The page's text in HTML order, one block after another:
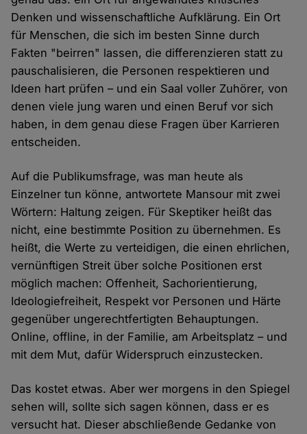
Denken und wissenschaftliche Aufklärung. Ein Ort
für Menschen, die sich im besten Sinne durch
Fakten "beirren" lassen, die differenzieren statt zu
pauschalisieren, die Personen respektieren und
Ideen hart prüfen – und ein Saal voller Zuhörer, von
denen viele jung waren und einen Beruf vor sich
haben, in dem genau diese Fragen über Karrieren
entscheiden.
Auf die Publikumsfrage, was man heute als
Einzelner tun könne, antwortete Mansour mit zwei
Wörtern: Haltung zeigen. Für Skeptiker heißt das
nicht, eine bestimmte Position zu übernehmen. Es
heißt, die Werte zu verteidigen, die einen ehrlichen,
vernünftigen Streit über solche Positionen erst
möglich machen: Offenheit, Sachorientierung,
Ideologiefreiheit, Respekt vor Personen und Härte
gegenüber ungerechtfertigten Behauptungen.
Online, offline, in der Familie, am Arbeitsplatz – und
mit dem Mut, dafür Widerspruch einzustecken.
Das kostet etwas. Aber wer morgens in den Spiegel
sehen will, sollte sich sagen können, dass er es
versucht hat. Dieser abschließende Gedanke von